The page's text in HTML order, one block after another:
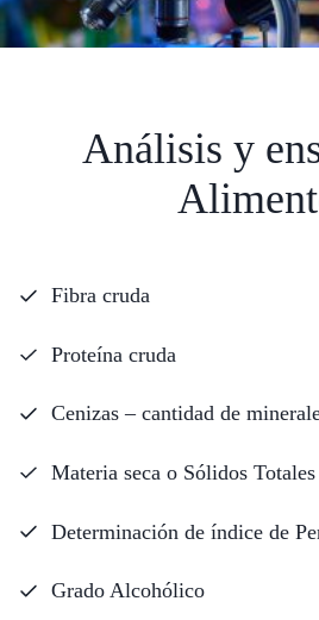
Análisis y
Fibra cruda
Proteína cruda
Cenizas – cantidad de
Materia seca o Sólidos Totales
Determinación de índice de
Grado Alcohólico